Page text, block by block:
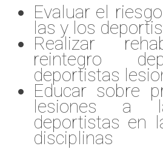
Evaluar el
las y los
Realizar
reintegro
deportistas
Educar sobre
lesiones a
deportistas en
disciplinas